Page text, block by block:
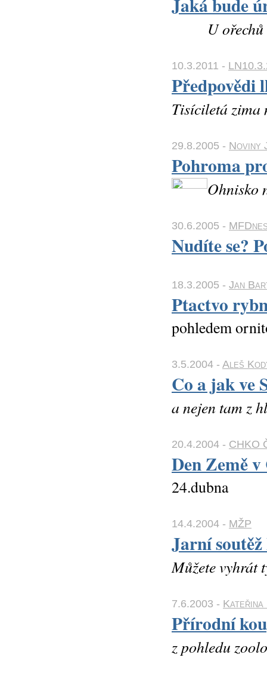
U
10.3.2011 -
Předpovědi
Tisíciletá zima
29.8.2005 - Noviny
Pohroma
Ohnisko
30.6.2005 -
Nudíte se?
18.3.2005 - Jan
Ptactvo
pohledem
3.5.2004 - Aleš
Co a jak ve
a nejen tam z
20.4.2004 - CHKO
Den Země
24.dubna
14.4.2004 - MŽP
Jarní
Můžete vyhrát
7.6.2003 - Kateřina
Přírodní
z pohledu